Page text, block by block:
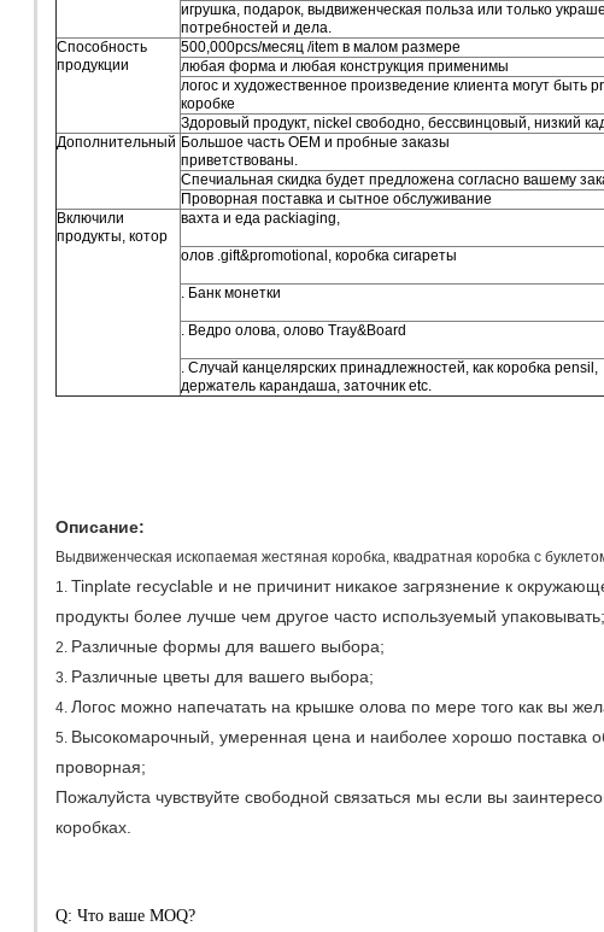
игрушка, подарок, выдвиженческая польза или только
потребностей и дела.
Способность
продукции
500,000pcs/месяц /item в малом размере
любая форма и любая конструкция применимы
логос и художественное произведение клиента могут быть
коробке
Здоровый продукт, nickel свободно, бессвинцовый, низкий
Дополнительный Большое часть OEM и пробные заказы
Спечиальная скидка будет предложена согласно вашему
Проворная поставка и сытное обслуживание
Включили
продукты, котор
вахта и еда packiaging,
олов .gift&promotional, коробка сигареты
. Банк монетки
. Ведро олова, олово Tray&Board
. Случай канцелярских принадлежностей, как коробка pensil,
держатель карандаша, заточник etc.
Описание:
Выдвиженческая ископаемая жестяная коробка, квадратная коробка с
1. Tinplate recyclable и не причинит никакое загрязнение к
продукты более лучше чем другое часто используемый упаковывать;
2. Различные формы для вашего выбора;
3. Различные цветы для вашего выбора;
4. Логос можно напечатать на крышке олова по мере того как вы
5. Высокомарочный, умеренная цена и наиболее хорошо поставка
проворная;
Пожалуйста чувствуйте свободной связаться мы если вы
коробках.
Q: Что ваше MOQ?